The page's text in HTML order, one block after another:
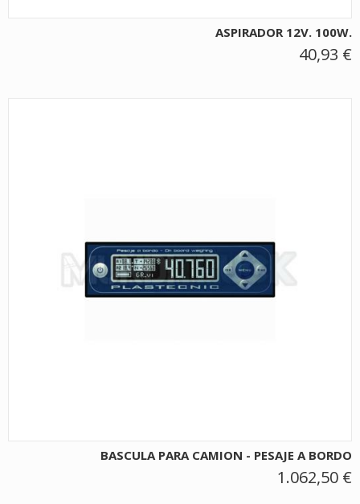
ASPIRADOR 12V. 100W.
40,93 €
BASCULA PARA CAMION - PESAJE A BORDO
1.062,50 €